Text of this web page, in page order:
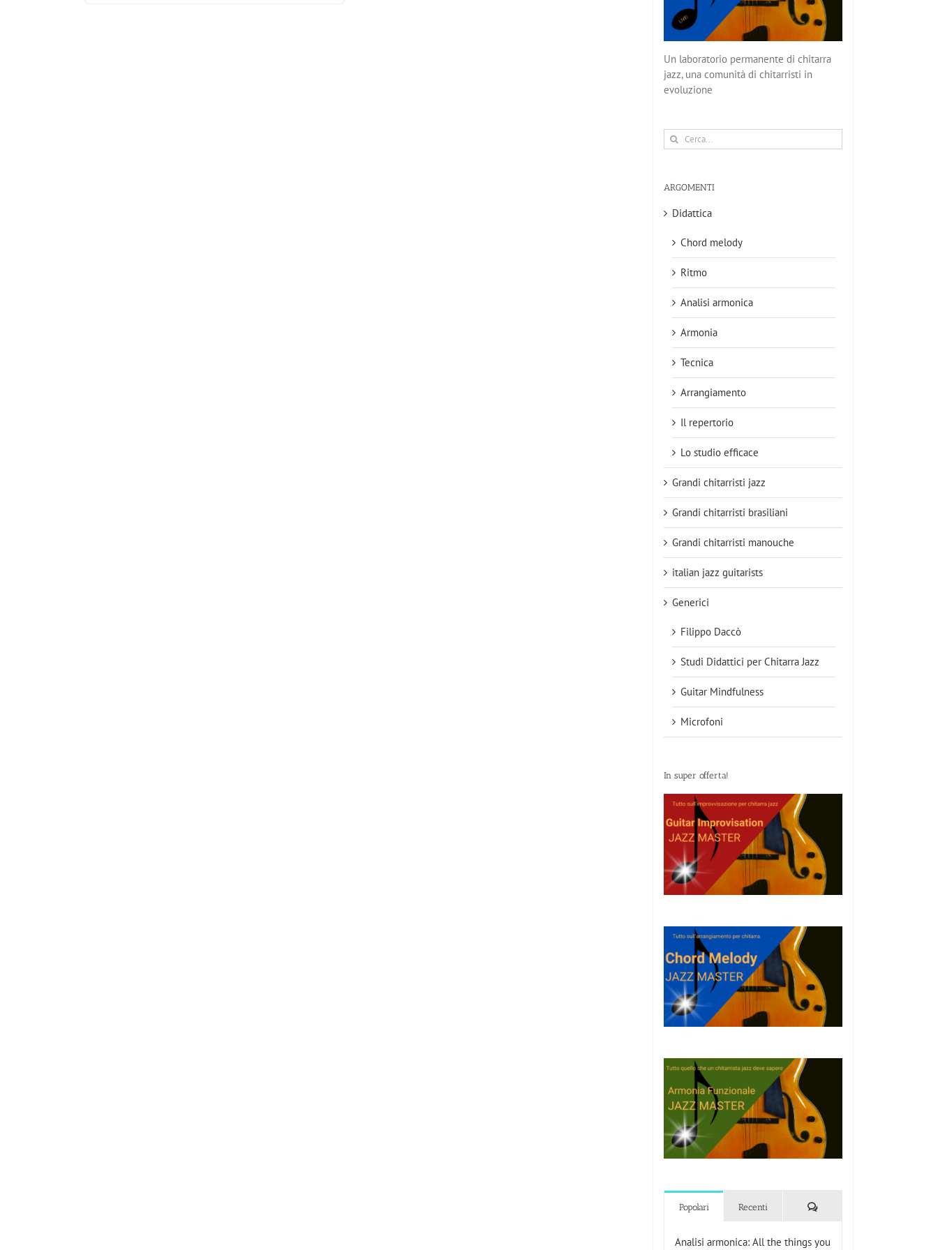
Un laboratorio permanente di chitarra
jazz, una comunità di chitarristi in
evoluzione
Cerca
per:
ARGOMENTI
Didattica
Chord melody
Ritmo
Analisi armonica
Armonia
Tecnica
Arrangiamento
Il repertorio
Lo studio efficace
Grandi chitarristi jazz
Grandi chitarristi brasiliani
Grandi chitarristi manouche
italian jazz guitarists
Generici
Filippo Daccò
Studi Didattici per Chitarra Jazz
Guitar Mindfulness
Microfoni
In super offerta!
Popolari Recenti Commenti
Analisi armonica: All the things you